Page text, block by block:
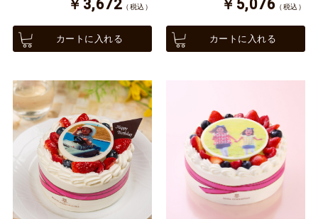
￥3,672 （税込）
カートに入れる
￥5,076 （税込）
カートに入れる